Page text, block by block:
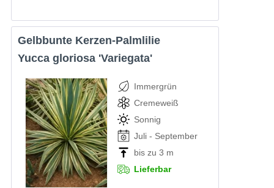
Gelbbunte Kerzen-Palmlilie
Yucca gloriosa 'Variegata'
Immergrün
Cremeweiß
Sonnig
Juli - September
bis zu 3 m
Lieferbar